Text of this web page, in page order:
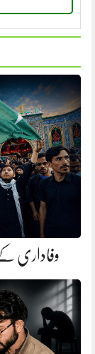
وفاداری